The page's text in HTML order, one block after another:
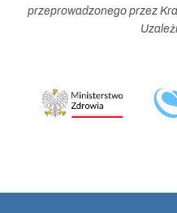
przeprowadzonego przez